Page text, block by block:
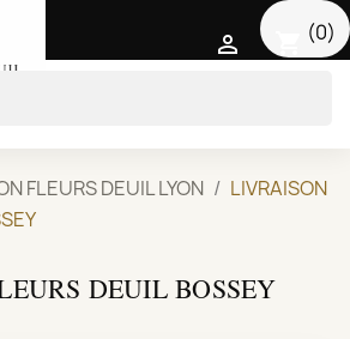
(0)

FLEURS DEUIL LYON
LIVRAISON
DEUIL BOSSEY